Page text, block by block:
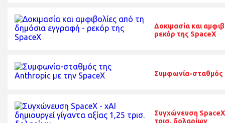
Δοκιμασία και
ρεκόρ της SpaceX
Συμφωνία-σταθμός
Συγχώνευση SpaceX
τρισ. δολαρίων